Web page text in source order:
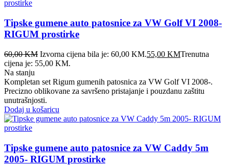
Tipske gumene auto patosnice za VW Golf VI 2008-
RIGUM prostirke
60,00KM Izvorna cijena bila je: 60,00 KM.55,00 KMTrenutna
cijena je: 55,00 KM.
Na stanju
Kompletan set Rigum gumenih patosnica za VW Golf VI 2008-.
Precizno oblikovane za savršeno pristajanje i pouzdanu zaštitu
unutrašnjosti.
Dodaj u košaricu
Tipske gumene auto patosnice za VW Caddy 5m
2005- RIGUM prostirke